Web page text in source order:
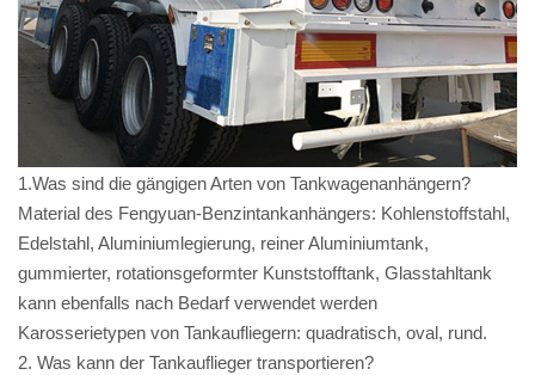
1.Was sind die gängigen Arten von Tankwagenanhängern?
Material des Fengyuan-Benzintankanhängers: Kohlenstoffstahl,
Edelstahl, Aluminiumlegierung, reiner Aluminiumtank,
gummierter, rotationsgeformter Kunststofftank, Glasstahltank
kann ebenfalls nach Bedarf verwendet werden
Karosserietypen von Tankaufliegern: quadratisch, oval, rund.
2. Was kann der Tankauflieger transportieren?